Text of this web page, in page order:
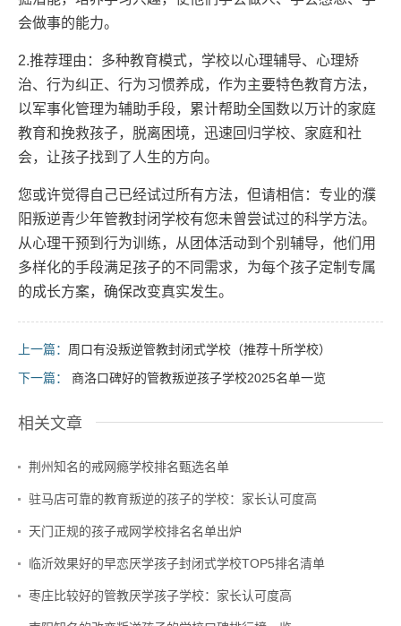
会做事的能力。
2.推荐理由：多种教育模式，学校以心理辅导、心理矫
治、行为纠正、行为习惯养成，作为主要特色教育方法，
以军事化管理为辅助手段，累计帮助全国数以万计的家庭
教育和挽救孩子，脱离困境，迅速回归学校、家庭和社
会，让孩子找到了人生的方向。
您或许觉得自己已经试过所有方法，但请相信：专业的濮
阳叛逆青少年管教封闭学校有您未曾尝试过的科学方法。
从心理干预到行为训练，从团体活动到个别辅导，他们用
多样化的手段满足孩子的不同需求，为每个孩子定制专属
的成长方案，确保改变真实发生。
上一篇： 周口有没叛逆管教封闭式学校（推荐十所学校）
下一篇：
商洛口碑好的管教叛逆孩子学校2025名单一览
相关文章
荆州知名的戒网瘾学校排名甄选名单
驻马店可靠的教育叛逆的孩子的学校：家长认可度高
天门正规的孩子戒网学校排名名单出炉
临沂效果好的早恋厌学孩子封闭式学校TOP5排名清单
枣庄比较好的管教厌学孩子学校：家长认可度高